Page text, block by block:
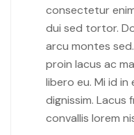
consectetur
dui sed tortor.
arcu montes
proin lacus ac
libero eu. Mi id
dignissim. Lacus
convallis lorem